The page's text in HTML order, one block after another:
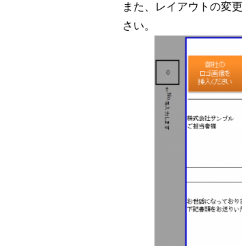
また、レイアウトの変
さい。